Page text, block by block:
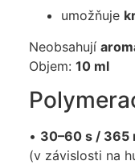
umožňuje
Neobsahují
Objem: 10 ml
• 30–60 s / 365
(v závislosti na